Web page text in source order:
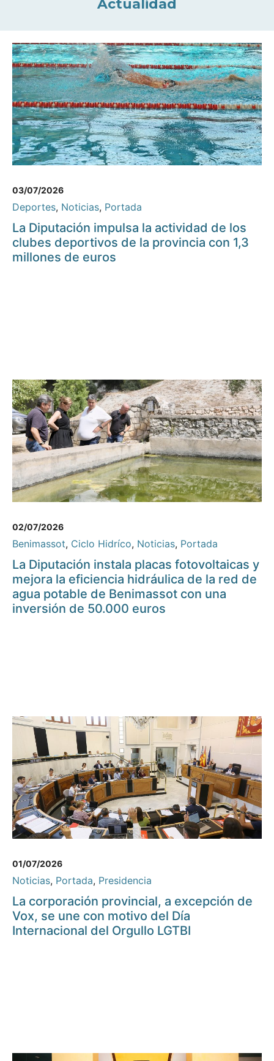
Actualidad
03/07/2026
Deportes, Noticias, Portada
La Diputación impulsa la actividad de los
clubes deportivos de la provincia con 1,3
millones de euros
02/07/2026
Benimassot, Ciclo Hidríco, Noticias, Portada
La Diputación instala placas fotovoltaicas y
mejora la eficiencia hidráulica de la red de
agua potable de Benimassot con una
inversión de 50.000 euros
01/07/2026
Noticias, Portada, Presidencia
La corporación provincial, a excepción de
Vox, se une con motivo del Día
Internacional del Orgullo LGTBI